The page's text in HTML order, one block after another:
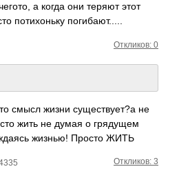
а когда они теряют этот
поти­хоньку поги­бают­.....
Откликов: 0
смысл жизни существует?а не
жить не думая о грядущем
жизнью! Просто ЖИТЬ
Откликов: 3